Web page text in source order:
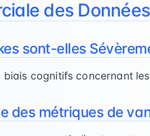
des
sont-elles
cognitifs concernant
des métriques de